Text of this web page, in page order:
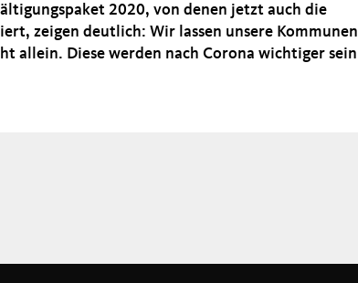
2020, von denen jetzt auch die
zeigen deutlich: Wir lassen unsere Kommunen
allein. Diese werden nach Corona wichtiger sein